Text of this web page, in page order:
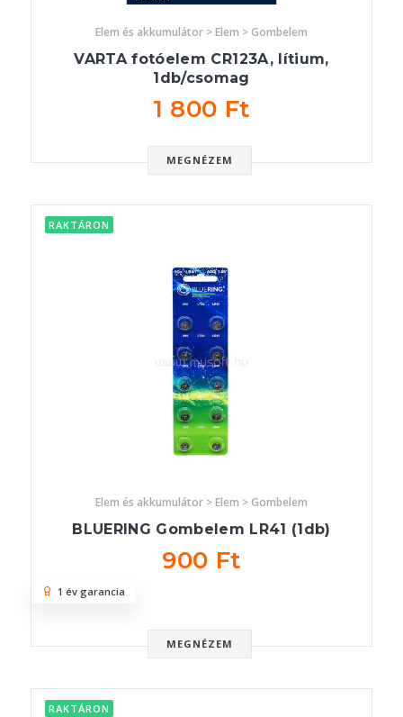
Elem és akkumulátor > Elem > Gombelem
VARTA fotóelem CR123A, lítium,
1db/csomag
1 800 Ft
MEGNÉZEM
RAKTÁRON
Elem és akkumulátor > Elem > Gombelem
BLUERING Gombelem LR41 (1db)
900 Ft
MEGNÉZEM
1 év garancia
RAKTÁRON